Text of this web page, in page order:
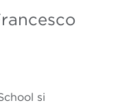
si